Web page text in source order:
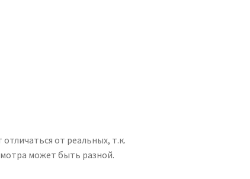
от реальных, т.к.
может быть разной.